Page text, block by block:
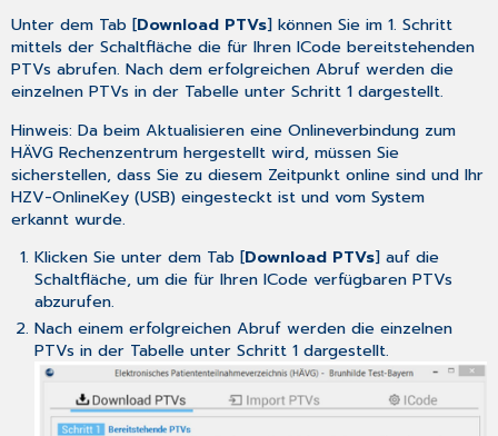
Unter dem Tab [Download PTVs] können Sie im 1. Schritt
mittels der Schaltfläche die für Ihren ICode bereitstehenden
PTVs abrufen. Nach dem erfolgreichen Abruf werden die
einzelnen PTVs in der Tabelle unter Schritt 1 dargestellt.
Hinweis: Da beim Aktualisieren eine Onlineverbindung zum
HÄVG Rechenzentrum hergestellt wird, müssen Sie
sicherstellen, dass Sie zu diesem Zeitpunkt online sind und Ihr
HZV-OnlineKey (USB) eingesteckt ist und vom System
erkannt wurde.
Klicken Sie unter dem Tab [Download PTVs] auf die
Schaltfläche, um die für Ihren ICode verfügbaren PTVs
abzurufen.
Nach einem erfolgreichen Abruf werden die einzelnen
PTVs in der Tabelle unter Schritt 1 dargestellt.